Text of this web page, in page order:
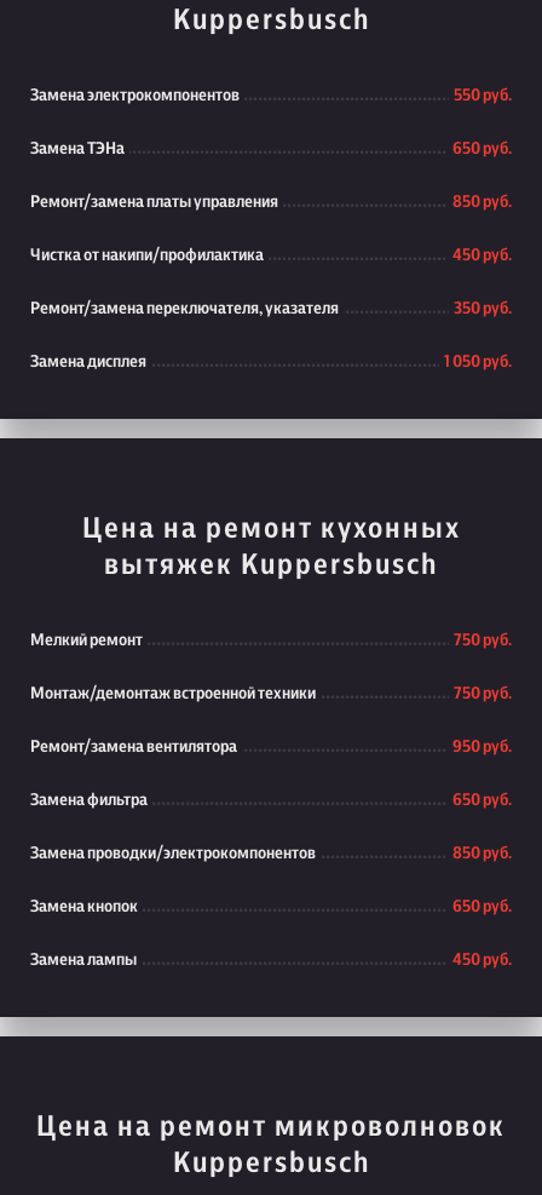
Kuppersbusch
Замена электрокомпонентов 550 руб.
Замена ТЭНа 650 руб.
Ремонт/замена платы управления 850 руб.
Чистка от накипи/профилактика 450 руб.
Ремонт/замена переключателя, указателя 350 руб.
Замена дисплея 1 050 руб.
Цена на ремонт кухонных
вытяжек Kuppersbusch
Мелкий ремонт 750 руб.
Монтаж/демонтаж встроенной техники 750 руб.
Ремонт/замена вентилятора 950 руб.
Замена фильтра 650 руб.
Замена проводки/электрокомпонентов 850 руб.
Замена кнопок 650 руб.
Замена лампы 450 руб.
Цена на ремонт микроволновок
Kuppersbusch